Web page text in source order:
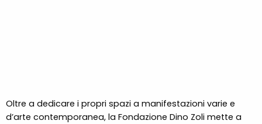
Oltre a dedicare i propri spazi a manifestazioni varie e
d’arte contemporanea, la Fondazione Dino Zoli mette a